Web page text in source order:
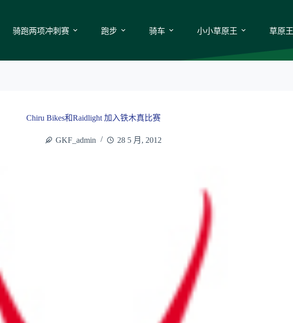
骑跑两项冲刺赛 跑步 骑车 小小草原王 草原王
Chiru Bikes和Raidlight 加入铁木真比赛
GKF_admin 28 5 月, 2012